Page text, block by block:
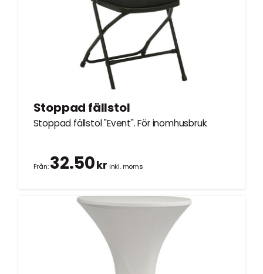
Stoppad fällstol
Stoppad fällstol "Event". För inomhusbruk.
Från:32.50kr inkl. moms